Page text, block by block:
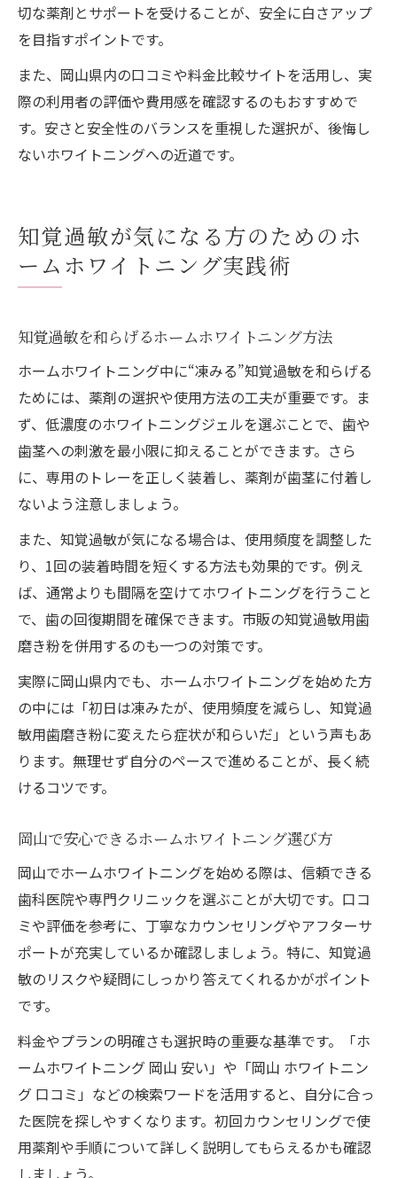
切な薬剤とサポートを受けることが、安全に白さアップ
を目指すポイントです。
また、岡山県内の口コミや料金比較サイトを活用し、実
際の利用者の評価や費用感を確認するのもおすすめで
す。安さと安全性のバランスを重視した選択が、後悔し
ないホワイトニングへの近道です。
知覚過敏が気になる方のためのホ
ームホワイトニング実践術
知覚過敏を和らげるホームホワイトニング方法
ホームホワイトニング中に“凍みる”知覚過敏を和らげる
ためには、薬剤の選択や使用方法の工夫が重要です。ま
ず、低濃度のホワイトニングジェルを選ぶことで、歯や
歯茎への刺激を最小限に抑えることができます。さら
に、専用のトレーを正しく装着し、薬剤が歯茎に付着し
ないよう注意しましょう。
また、知覚過敏が気になる場合は、使用頻度を調整した
り、1回の装着時間を短くする方法も効果的です。例え
ば、通常よりも間隔を空けてホワイトニングを行うこと
で、歯の回復期間を確保できます。市販の知覚過敏用歯
磨き粉を併用するのも一つの対策です。
実際に岡山県内でも、ホームホワイトニングを始めた方
の中には「初日は凍みたが、使用頻度を減らし、知覚過
敏用歯磨き粉に変えたら症状が和らいだ」という声もあ
ります。無理せず自分のペースで進めることが、長く続
けるコツです。
岡山で安心できるホームホワイトニング選び方
岡山でホームホワイトニングを始める際は、信頼できる
歯科医院や専門クリニックを選ぶことが大切です。口コ
ミや評価を参考に、丁寧なカウンセリングやアフターサ
ポートが充実しているか確認しましょう。特に、知覚過
敏のリスクや疑問にしっかり答えてくれるかがポイント
です。
料金やプランの明確さも選択時の重要な基準です。「ホ
ームホワイトニング 岡山 安い」や「岡山 ホワイトニン
グ 口コミ」などの検索ワードを活用すると、自分に合っ
た医院を探しやすくなります。初回カウンセリングで使
用薬剤や手順について詳しく説明してもらえるかも確認
しましょう。